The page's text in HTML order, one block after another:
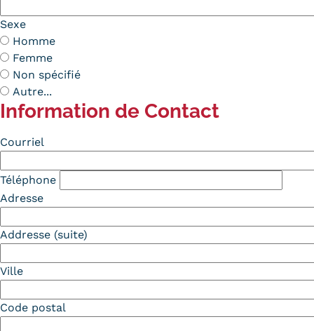
Sexe
Homme
Femme
Non spécifié
Autre...
Information de Contact
Contact
Courriel
Téléphone
Adresse
Addresse (suite)
Ville
Code postal